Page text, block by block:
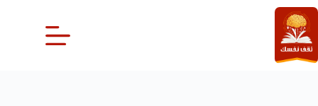
التجاوز
إلى
المحتوى